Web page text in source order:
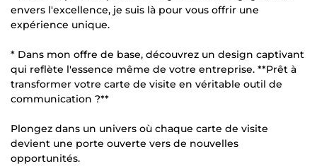
envers l'excellence, je suis là pour vous offrir une
expérience unique.
* Dans mon offre de base, découvrez un design captivant
qui reflète l'essence même de votre entreprise. **Prêt à
transformer votre carte de visite en véritable outil de
communication ?**
Plongez dans un univers où chaque carte de visite
devient une porte ouverte vers de nouvelles
opportunités.